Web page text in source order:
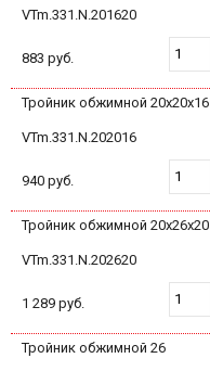
VTm.331.N.201620
883 руб.
Тройник обжимной 20х20х16
VTm.331.N.202016
940 руб.
Тройник обжимной 20х26х20
VTm.331.N.202620
1 289 руб.
Тройник обжимной 26